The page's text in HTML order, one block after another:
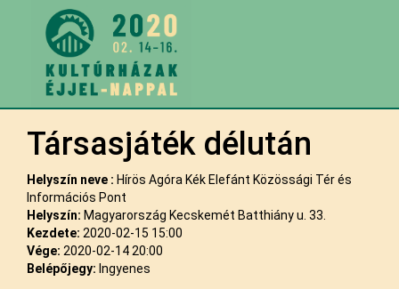
Társasjáték délután
Helyszín neve : Hírös Agóra Kék Elefánt Közössági Tér és
Információs Pont
Helyszín: Magyarország Kecskemét Batthiány u. 33.
Kezdete: 2020-02-15 15:00
Vége: 2020-02-14 20:00
Belépőjegy: Ingyenes